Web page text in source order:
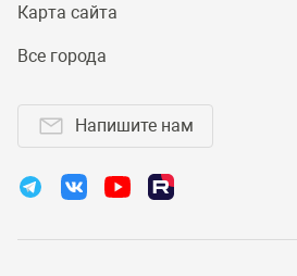
Карта сайта
Все города
Напишите нам